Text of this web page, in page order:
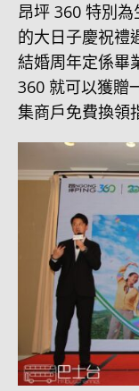
昂坪 360 特別
的大日子慶祝禮
結婚周年定係畢
360 就可以獲贈
集商戶免費換領